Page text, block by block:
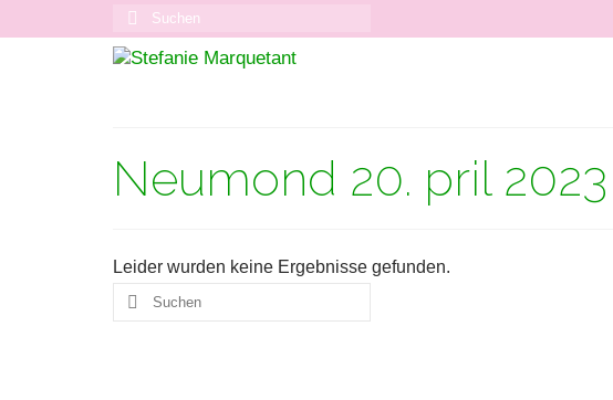
Suchen
nach:
Neumond 20. pril 2023
Leider wurden keine Ergebnisse gefunden.
Suchen
nach: